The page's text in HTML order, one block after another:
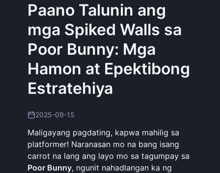
Paano Talunin ang
mga Spiked Walls sa
Poor Bunny: Mga
Hamon at Epektibong
Estratehiya
2025-09-15
Maligayang pagdating, kapwa mahilig sa
platformer! Naranasan mo na bang isang
carrot na lang ang layo mo sa tagumpay sa
Poor Bunny, ngunit nahadlangan ka ng